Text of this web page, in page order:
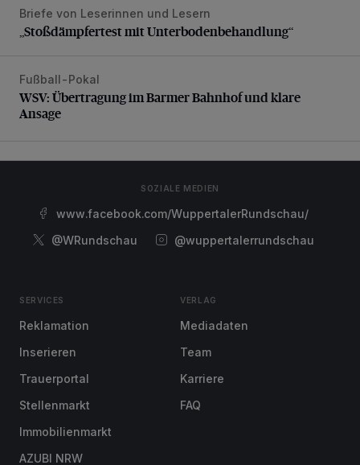
„Stoßdämpfertest mit Unterbodenbehandlung“
Briefe von Leserinnen und Lesern
„Stoßdämpfertest mit Unterbodenbehandlung“
WSV: Übertragung im Barmer Bahnhof und klare Ansage
Fußball-Pokal
WSV: Übertragung im Barmer Bahnhof und klare
Ansage
SOZIALE MEDIEN
www.facebook.com/WuppertalerRundschau/
@WRundschau
@wuppertalerrundschau
SERVICES
Reklamation
Inserieren
Trauerportal
Stellenmarkt
Immobilienmarkt
AZUBI NRW
VERLAG
Mediadaten
Team
Karriere
FAQ